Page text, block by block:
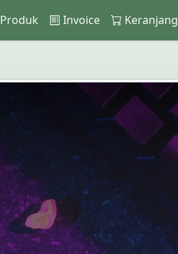
Produk Invoice Keranjang